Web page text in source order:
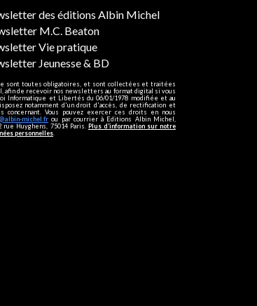
des éditions Albin Michel
M.C. Beaton
Vie pratique
Jeunesse & BD
sont toutes obligatoires, et sont collectées et traitées
afin de recevoir nos newsletters au format digital si vous
Informatique et Libertés du 06/01/1978 modifiée et au
notamment d'un droit d'accès, de rectification et
concernant. Vous pouvez exercer ces droits en nous
michel.fr ou par courrier à Editions Albin Michel,
Huyghens, 75014 Paris. Plus d’information sur notre
personnelles